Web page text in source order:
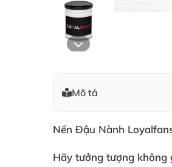
Mô tả
Nến Đậu Nành
Hãy tưởng tượng không